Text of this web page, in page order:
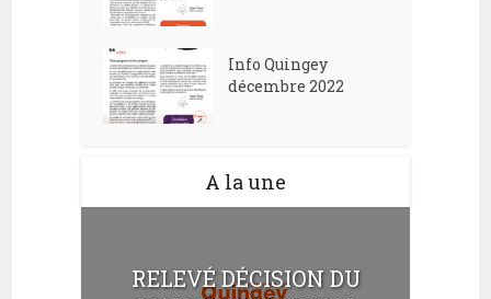
Info Quingey
décembre 2022
A la une
RELEVÉ DÉCISION DU